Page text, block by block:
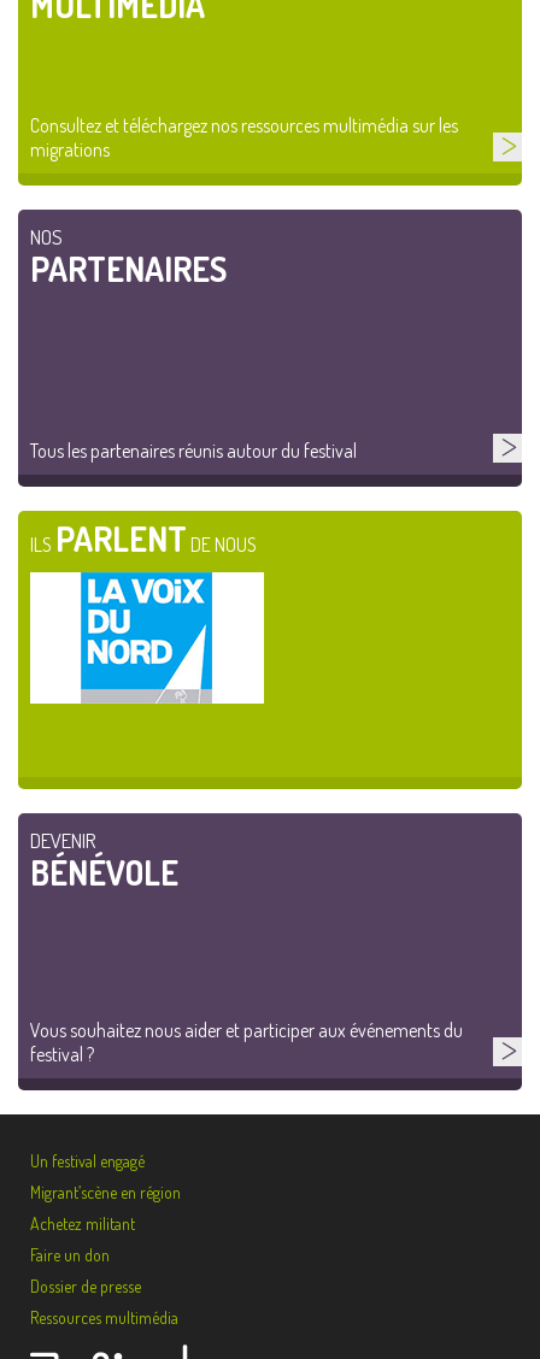
Consultez et téléchargez nos ressources multimédia sur les
migrations
NOS
PARTENAIRES
Tous les partenaires réunis autour du festival
ILS PARLENT DE NOUS
DEVENIR
BÉNÉVOLE
Vous souhaitez nous aider et participer aux événements du
festival ?
Un festival engagé
Migrant’scène en région
Achetez militant
Faire un don
Dossier de presse
Ressources multimédia